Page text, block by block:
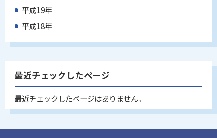
平成19年
平成18年
最近チェックしたページ
最近チェックしたページはありません。